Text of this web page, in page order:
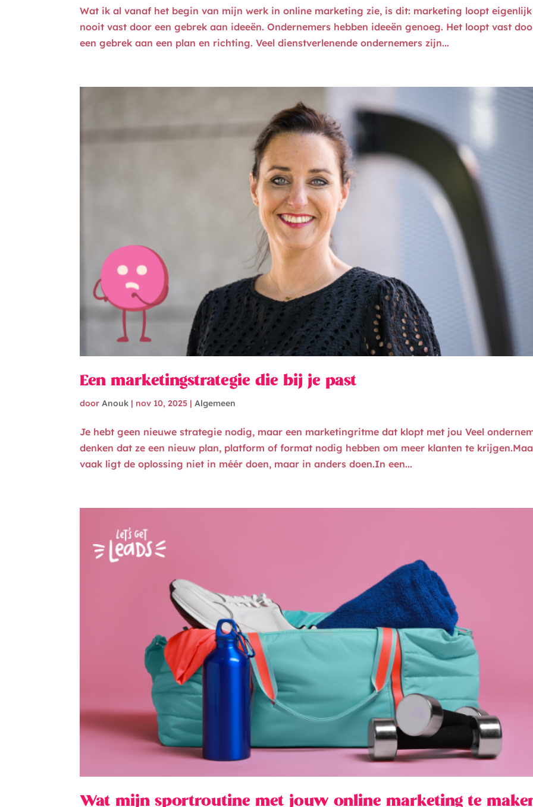
Wat ik al vanaf het begin van mijn werk in online marketing zie, is dit: marketing loopt eigenlijk
nooit vast door een gebrek aan ideeën. Ondernemers hebben ideeën genoeg. Het loopt vast
een gebrek aan een plan en richting. Veel dienstverlenende ondernemers zijn...
Een marketingstrategie die bij je past
doorAnouk | nov 10, 2025 |Algemeen
Je hebt geen nieuwe strategie nodig, maar een marketingritme dat klopt met jou Veel
denken dat ze een nieuw plan, platform of format nodig hebben om meer klanten te
vaak ligt de oplossing niet in méér doen, maar in anders doen.In een...
Wat mijn sportroutine met jouw online marketing te